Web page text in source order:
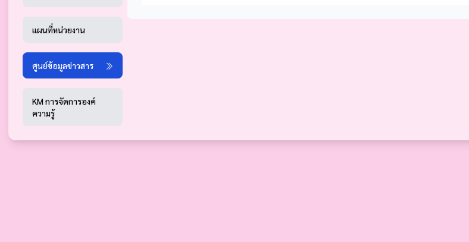
แผนที่หน่วยงาน
ศูนย์ข้อมูลข่าวสาร
KM การจัดการองค์
ความรู้